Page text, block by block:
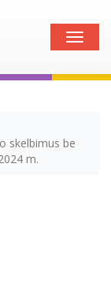
Toggle
skelbimus be
m.